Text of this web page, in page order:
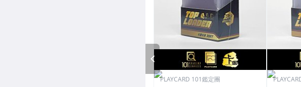
PLAYCARD 101鑑定團